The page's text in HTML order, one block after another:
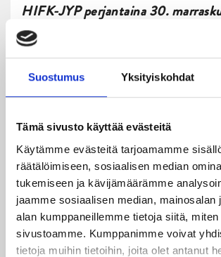
Suostumus Yksityiskohdat
Tämä sivusto käyttää evästeitä
Käytämme evästeitä tarjoamamme
räätälöimiseen, sosiaalisen median
tukemiseen ja kävijämäärämme
jaamme sosiaalisen median, mainosalan
alan kumppaneillemme tietoja siitä,
sivustoamme. Kumppanimme voivat
tietoja muihin tietoihin, joita olet antanut
HIFK-JYP perjantaina 30.
Helsingin jäähallissa alkaen kello
Uusimmat